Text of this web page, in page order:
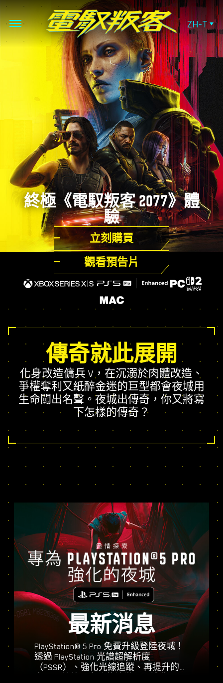
ZH-T
終極《電馭叛客 2077》體
驗
立刻購買
觀看預告片
傳奇就此展開
化身改造傭兵 V，在沉溺於肉體改造、
爭權奪利又紙醉金迷的巨型都會夜城用
生命闖出名聲。夜城出傳奇，你又將寫
下怎樣的傳奇？
最新消息
PlayStation® 5 Pro 免費升級登陸夜城！
透過 PlayStation 光譜超解析度
（PSSR）、強化光線追蹤、再提升的幀